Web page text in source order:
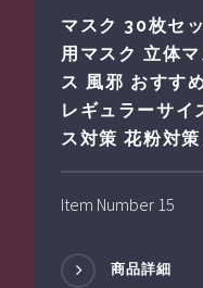
マスク 30枚セ
用マスク 立体
ス 風邪 おすす
レギュラーサイ
ス対策 花粉対
Item Number 15
商品詳細